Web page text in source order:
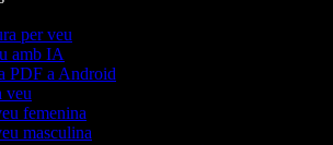
per veu
amb IA
PDF a Android
veu
femenina
masculina